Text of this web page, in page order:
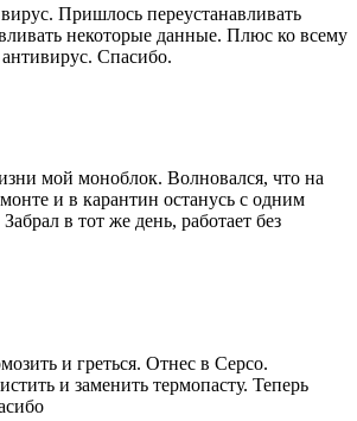
Пришлось переустанавливать
некоторые данные. Плюс ко всему
Спасибо.
мой моноблок. Волновался, что на
и в карантин останусь с одним
в тот же день, работает без
и греться. Отнес в Серсо.
и заменить термопасту. Теперь